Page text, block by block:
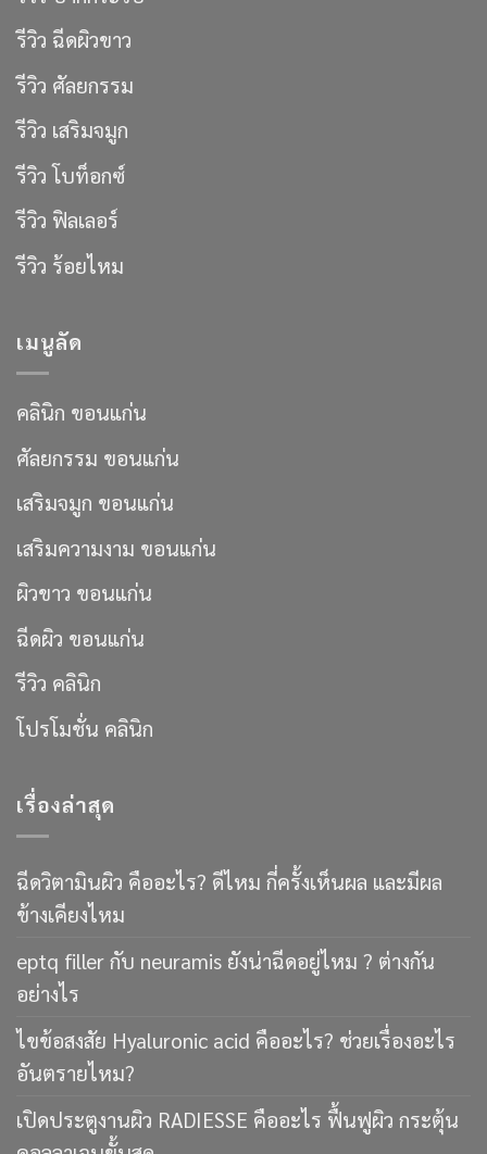
รีวิว ฉีดผิวขาว
รีวิว ศัลยกรรม
รีวิว เสริมจมูก
รีวิว โบท็อกซ์
รีวิว ฟิลเลอร์
รีวิว ร้อยไหม
เมนูลัด
คลินิก ขอนแก่น
ศัลยกรรม ขอนแก่น
เสริมจมูก ขอนแก่น
เสริมความงาม ขอนแก่น
ผิวขาว ขอนแก่น
ฉีดผิว ขอนแก่น
รีวิว คลินิก
โปรโมชั่น คลินิก
เรื่องล่าสุด
ฉีดวิตามินผิว คืออะไร? ดีไหม กี่ครั้งเห็นผล และมีผล
ข้างเคียงไหม
eptq filler กับ neuramis ยังน่าฉีดอยู่ไหม ? ต่างกัน
อย่างไร
ไขข้อสงสัย Hyaluronic acid คืออะไร? ช่วยเรื่องอะไร
อันตรายไหม?
เปิดประตูงานผิว RADIESSE คืออะไร ฟื้นฟูผิว กระตุ้น